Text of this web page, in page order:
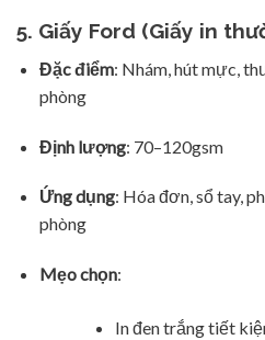
5. Giấy Ford (Giấy in
Đặc điểm: Nhám, hút mực,
phòng
Định lượng: 70–120gsm
Ứng dụng: Hóa đơn, sổ tay,
phòng
Mẹo chọn:
In đen trắng tiết